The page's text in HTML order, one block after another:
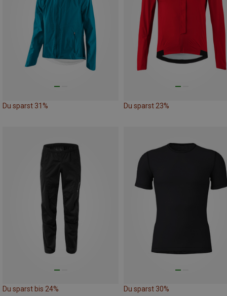
Du sparst 31% Du sparst 23%
Du sparst bis 24% Du sparst 30%